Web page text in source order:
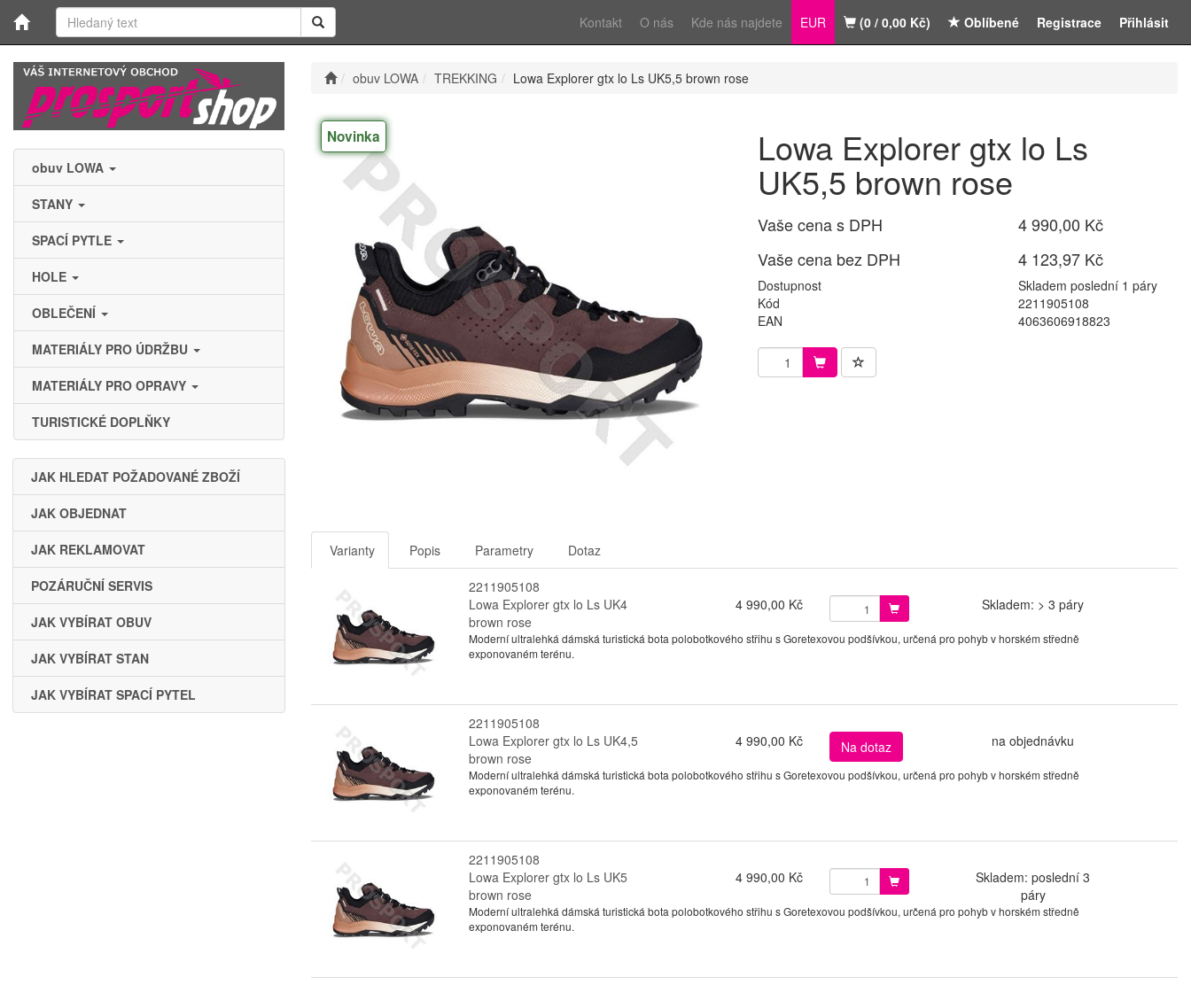
Registrace Přihlásit
Kontakt O nás Kde nás najdete EUR (0 / 0,00 Kč) Oblíbené
obuv LOWA
STANY
SPACÍ PYTLE
HOLE
OBLEČENÍ
MATERIÁLY PRO ÚDRŽBU
MATERIÁLY PRO OPRAVY
TURISTICKÉ DOPLŇKY
JAK HLEDAT POŽADOVANÉ ZBOŽÍ
JAK OBJEDNAT
JAK REKLAMOVAT
POZÁRUČNÍ SERVIS
JAK VYBÍRAT OBUV
JAK VYBÍRAT STAN
JAK VYBÍRAT SPACÍ PYTEL
obuv LOWA TREKKING Lowa Explorer gtx lo Ls UK5,5 brown rose
Novinka Lowa Explorer gtx lo Ls
UK5,5 brown rose
Vaše cena s DPH
4 990,00 Kč
Vaše cena bez DPH
4 123,97 Kč
Dostupnost
Skladem poslední 1 páry
Kód
2211905108
EAN
4063606918823
Varianty Popis Parametry Dotaz
2211905108
Lowa Explorer gtx lo Ls UK4
brown rose
4 990,00 Kč Skladem: > 3 páry
Moderní ultralehká dámská turistická bota polobotkového střihu s Goretexovou podšívkou, určená pro pohyb v horském středně
exponovaném terénu.
2211905108
Lowa Explorer gtx lo Ls UK4,5
brown rose
4 990,00 Kč Na dotaz na objednávku
Moderní ultralehká dámská turistická bota polobotkového střihu s Goretexovou podšívkou, určená pro pohyb v horském středně
exponovaném terénu.
2211905108
Lowa Explorer gtx lo Ls UK5
brown rose
4 990,00 Kč
Skladem: poslední 3
páry
Moderní ultralehká dámská turistická bota polobotkového střihu s Goretexovou podšívkou, určená pro pohyb v horském středně
exponovaném terénu.